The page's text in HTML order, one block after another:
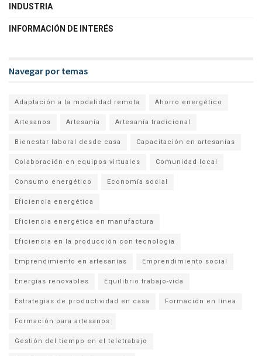
INDUSTRIA
INFORMACIÓN DE INTERÉS
Navegar por temas
Adaptación a la modalidad remota Ahorro energético
Artesanos Artesanía Artesanía tradicional
Bienestar laboral desde casa Capacitación en artesanías
Colaboración en equipos virtuales Comunidad local
Consumo energético Economía social
Eficiencia energética
Eficiencia energética en manufactura
Eficiencia en la producción con tecnología
Emprendimiento en artesanías Emprendimiento social
Energías renovables Equilibrio trabajo-vida
Estrategias de productividad en casa Formación en línea
Formación para artesanos
Gestión del tiempo en el teletrabajo